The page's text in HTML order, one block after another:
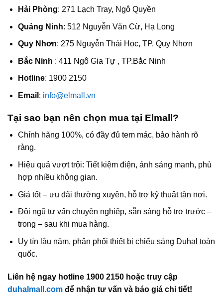
Hải Phòng: 271 Lạch Tray, Ngô Quyền
Quảng Ninh: 512 Nguyễn Văn Cừ, Hạ Long
Quy Nhơn: 275 Nguyễn Thái Học, TP. Quy Nhơn
Bắc Ninh : 411 Ngô Gia Tự , TP.Bắc Ninh
Hotline: 1900 2150
Email : info@elmall.vn
Tại sao bạn nên chọn mua tại Elmall?
Chính hãng 100%, có đầy đủ tem mác, bảo hành rõ
ràng.
Hiệu quả vượt trội: Tiết kiệm điện, ánh sáng mạnh, phù
hợp nhiều không gian.
Giá tốt – ưu đãi thường xuyên, hỗ trợ kỹ thuật tận nơi.
Đội ngũ tư vấn chuyên nghiệp, sẵn sàng hỗ trợ trước –
trong – sau khi mua hàng.
Uy tín lâu năm, phân phối thiết bị chiếu sáng Duhal toàn
quốc.
Liên hệ ngay hotline 1900 2150 hoặc truy cập
duhalmall.com để nhận tư vấn và báo giá chi tiết!